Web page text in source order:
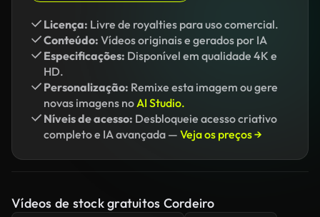
Licença: Livre de royalties para uso comercial.
Conteúdo: Vídeos originais e gerados por IA
Especificações: Disponível em qualidade 4K e
HD.
Personalização: Remixe esta imagem ou gere
novas imagens noAI Studio.
Níveis de acesso: Desbloqueie acesso criativo
completo e IA avançada — Veja os preços →
Vídeos de stock gratuitos Cordeiro